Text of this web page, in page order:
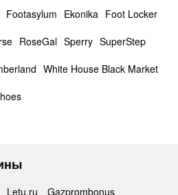
Footasylum Ekonika Foot Locker
RoseGal Sperry SuperStep
White House Black Market
Letu.ru Gazprombonus